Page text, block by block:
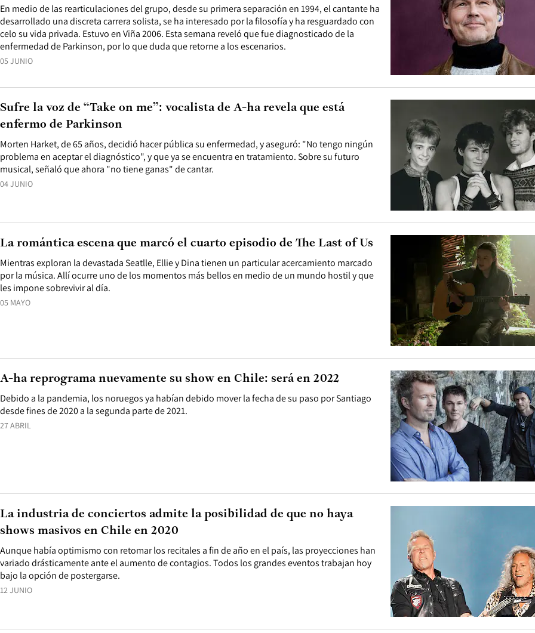
05 JUNIO
En medio de las rearticulaciones del grupo, desde su primera separación en 1994, el cantante ha
desarrollado una discreta carrera solista, se ha interesado por la filosofía y ha resguardado con
celo su vida privada. Estuvo en Viña 2006. Esta semana reveló que fue diagnosticado de la
enfermedad de Parkinson, por lo que duda que retorne a los escenarios.
04 JUNIO
Morten Harket, de 65 años, decidió hacer pública su enfermedad, y aseguró: "No tengo ningún
problema en aceptar el diagnóstico", y que ya se encuentra en tratamiento. Sobre su futuro
musical, señaló que ahora "no tiene ganas" de cantar.
Sufre la voz de “Take on me”: vocalista de A-ha revela que está
enfermo de Parkinson
05 MAYO
Mientras exploran la devastada Seatlle, Ellie y Dina tienen un particular acercamiento marcado
por la música. Allí ocurre uno de los momentos más bellos en medio de un mundo hostil y que
les impone sobrevivir al día.
La romántica escena que marcó el cuarto episodio de The Last of Us
27 ABRIL
Debido a la pandemia, los noruegos ya habían debido mover la fecha de su paso por Santiago
desde fines de 2020 a la segunda parte de 2021.
A-ha reprograma nuevamente su show en Chile: será en 2022
12 JUNIO
Aunque había optimismo con retomar los recitales a fin de año en el país, las proyecciones han
variado drásticamente ante el aumento de contagios. Todos los grandes eventos trabajan hoy
bajo la opción de postergarse.
La industria de conciertos admite la posibilidad de que no haya
shows masivos en Chile en 2020